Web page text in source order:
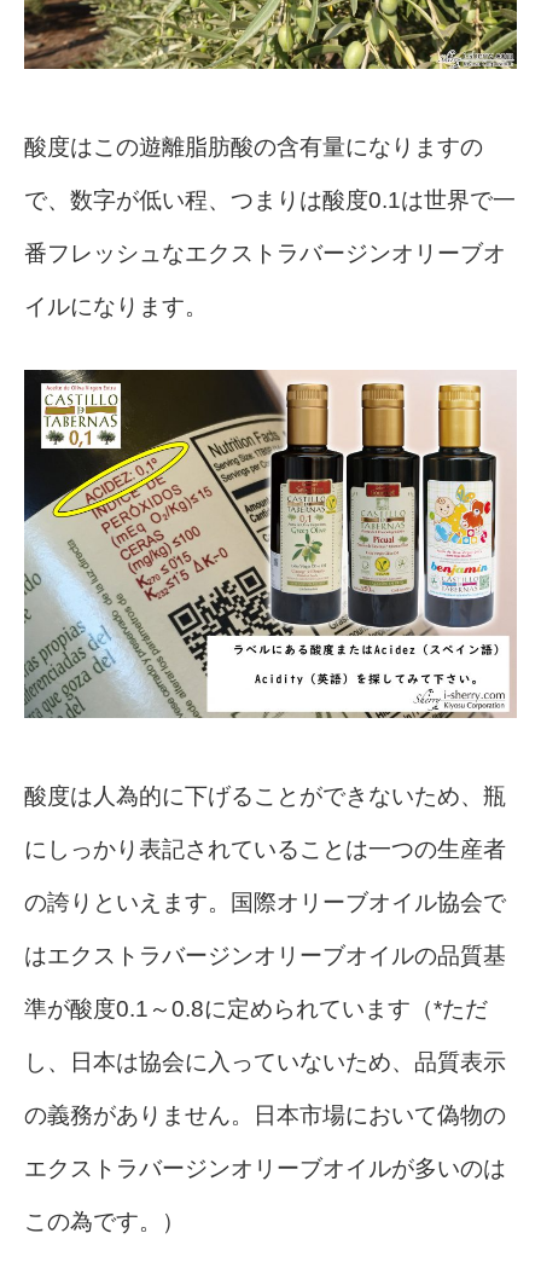
酸度はこの遊離脂肪酸の含有量になりますの
で、数字が低い程、つまりは酸度0.1は世界で一
番フレッシュなエクストラバージンオリーブオ
イルになります。
酸度は人為的に下げることができないため、瓶
にしっかり表記されていることは一つの生産者
の誇りといえます。国際オリーブオイル協会で
はエクストラバージンオリーブオイルの品質基
準が酸度0.1～0.8に定められています（*ただ
し、日本は協会に入っていないため、品質表示
の義務がありません。日本市場において偽物の
エクストラバージンオリーブオイルが多いのは
この為です。）